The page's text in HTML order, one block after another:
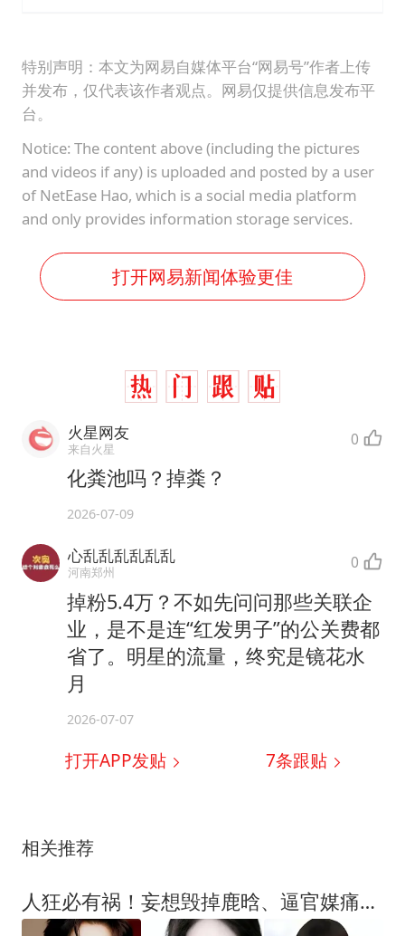
特别声明：本文为网易自媒体平台“网易号”作者上传
并发布，仅代表该作者观点。网易仅提供信息发布平
台。
Notice: The content above (including the pictures
and videos if any) is uploaded and posted by a user
of NetEase Hao, which is a social media platform
and only provides information storage services.
打开网易新闻体验更佳
火星网友
来自火星 0
化粪池吗？掉粪？
2026-07-09
心乱乱乱乱乱乱
河南郑州 0
掉粉5.4万？不如先问问那些关联企
业，是不是连“红发男子”的公关费都
省了。明星的流量，终究是镜花水
月
2026-07-07
打开APP发贴 7条跟贴
相关推荐
人狂必有祸！妄想毁掉鹿晗、逼官媒痛批，百万咖网红终为荒唐买单